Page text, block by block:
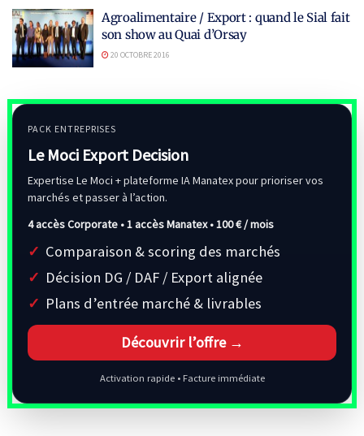
Agroalimentaire / Export : quand le Sial fait
son show au Quai d’Orsay
20 OCTOBRE 2016
PACK ENTREPRISES
Le Moci Export Decision
Expertise Le Moci + plateforme IA Manatex pour prioriser vos
marchés et passer à l’action.
4 accès Corporate • 1 accès Manatex •100 € / mois
Comparaison & scoring des marchés
Décision DG / DAF / Export alignée
Plans d’entrée marché & livrables
Découvrir l’offre →
Activation rapide • Facture immédiate